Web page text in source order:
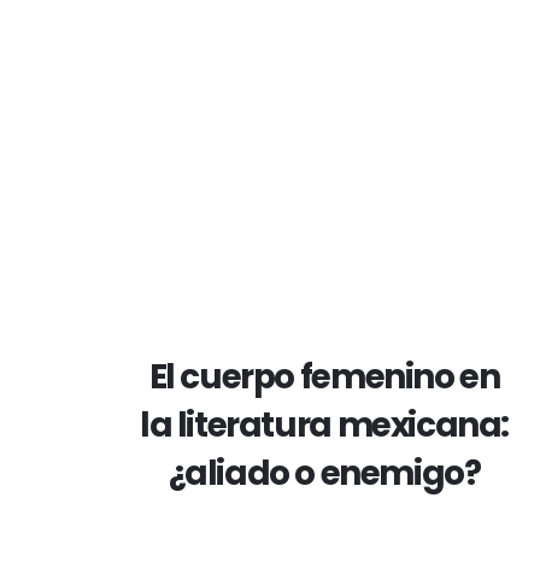
El cuerpo femenino en
la literatura mexicana:
¿aliado o enemigo?